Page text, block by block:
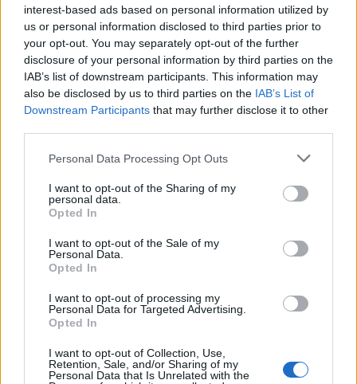
interest-based ads based on personal information utilized by
us or personal information disclosed to third parties prior to
your opt-out. You may separately opt-out of the further
disclosure of your personal information by third parties on the
IAB’s list of downstream participants. This information may
also be disclosed by us to third parties on the IAB’s List of
Downstream Participants that may further disclose it to other
Personal Data Processing Opt Outs
I want to opt-out of the Sharing of my
personal data.
Opted In
I want to opt-out of the Sale of my
Personal Data.
Opted In
I want to opt-out of processing my
Personal Data for Targeted Advertising.
Opted In
I want to opt-out of Collection, Use,
Retention, Sale, and/or Sharing of my
Personal Data that Is Unrelated with the
ΟΛΕΣ ΟΙ ΕΙΔΗΣΕΙΣ
Διαβουλεύσεις για τα δημοτικά σχολεία της
Θάσου
Θέμα χρόνου η ομαλοποίηση της
υδροδότησης στη Χίο
Ξεκάθαρος για ανεμογεννήτριες και
αποκατάσταση δασών ο Ν. Χαρδαλιάς
ΚΑΝΟΝΙΣΜΟΣ ΝΟΚ ΣΥΜΒΟΥΛΙΟ ΕΠΙΚΡΑΤΕΙΑΣ
ΔΗΜΟΙ